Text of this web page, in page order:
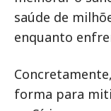
saúde de
enquanto
forma para